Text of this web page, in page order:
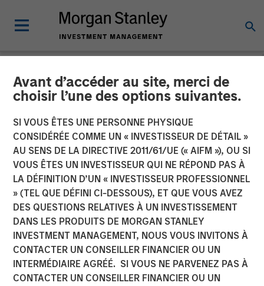
Avant d’accéder au site, merci de
choisir l’une des options suivantes.
SI VOUS ÊTES UNE PERSONNE PHYSIQUE
CONSIDÉRÉE COMME UN « INVESTISSEUR DE DÉTAIL »
AU SENS DE LA DIRECTIVE 2011/61/UE (« AIFM »), OU SI
VOUS ÊTES UN INVESTISSEUR QUI NE RÉPOND PAS À
LA DÉFINITION D’UN « INVESTISSEUR PROFESSIONNEL
» (TEL QUE DÉFINI CI-DESSOUS), ET QUE VOUS AVEZ
DES QUESTIONS RELATIVES À UN INVESTISSEMENT
DANS LES PRODUITS DE MORGAN STANLEY
INVESTMENT MANAGEMENT, NOUS VOUS INVITONS À
CONTACTER UN CONSEILLER FINANCIER OU UN
INTERMÉDIAIRE AGRÉÉ. SI VOUS NE PARVENEZ PAS À
CONTACTER UN CONSEILLER FINANCIER OU UN
NEWSROOM
Morgan Stanley Investment
Management’s 1GT Leads
$60 Million Series E in
Corvus Energy
09 OCTOBRE 2025